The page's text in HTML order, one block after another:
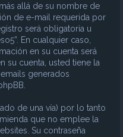
allá de su nombre de
de e-mail requerida por
será obligatoria u
En cualquier caso,
en su cuenta será
su cuenta, usted tiene la
generados
de una vía) por lo tanto
que no emplee la
Su contraseña